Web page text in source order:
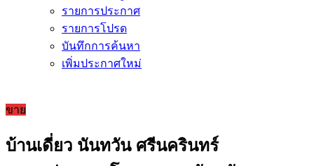
รายการประกาศ
รายการโปรด
บันทึกการค้นหา
เพิ่มประกาศใหม่
ขาย
บ้านเดี่ยว นันทวัน ศรีนครินทร์